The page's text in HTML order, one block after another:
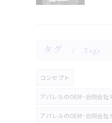
タグ Tags
コンセプト
アパレルのOEM･合同会社
アパレルのOEM･合同会社